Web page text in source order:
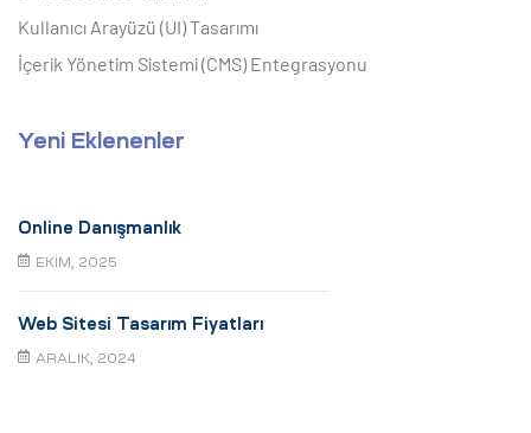
Kullanıcı Arayüzü (UI) Tasarımı
İçerik Yönetim Sistemi (CMS) Entegrasyonu
Yeni Eklenenler
Online Danışmanlık
EKIM, 2025
Web Sitesi Tasarım Fiyatları
ARALIK, 2024